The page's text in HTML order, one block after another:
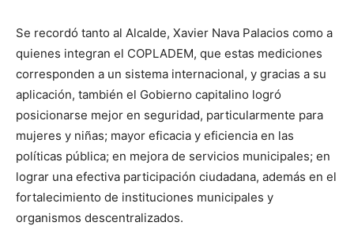
Se recordó tanto al Alcalde, Xavier Nava Palacios como a
quienes integran el COPLADEM, que estas mediciones
corresponden a un sistema internacional, y gracias a su
aplicación, también el Gobierno capitalino logró
posicionarse mejor en seguridad, particularmente para
mujeres y niñas; mayor eficacia y eficiencia en las
políticas pública; en mejora de servicios municipales; en
lograr una efectiva participación ciudadana, además en el
fortalecimiento de instituciones municipales y
organismos descentralizados.